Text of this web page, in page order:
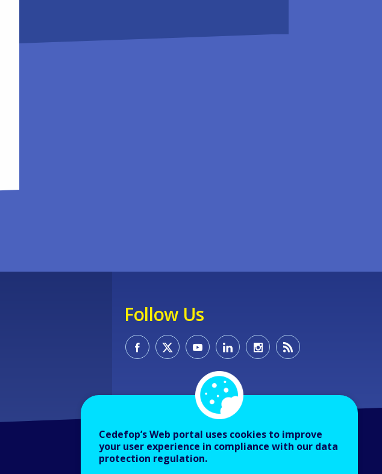
Follow Us
Cedefop’s Web portal uses cookies to improve
your user experience in compliance with our data
protection regulation.